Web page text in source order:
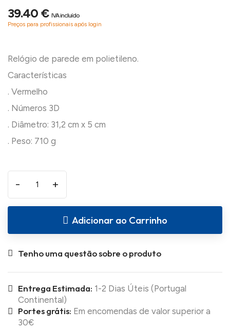
39.40 € IVA incluído
Preços para profissionais após login
Relógio de parede em polietileno.
Características
. Vermelho
. Números 3D
. Diâmetro: 31,2 cm x 5 cm
- +
Adicionar ao Carrinho
Tenho uma questão sobre o produto
Entrega Estimada: 1-2 Dias Úteis (Portugal
Continental)
Portes grátis: Em encomendas de valor superior a
30€